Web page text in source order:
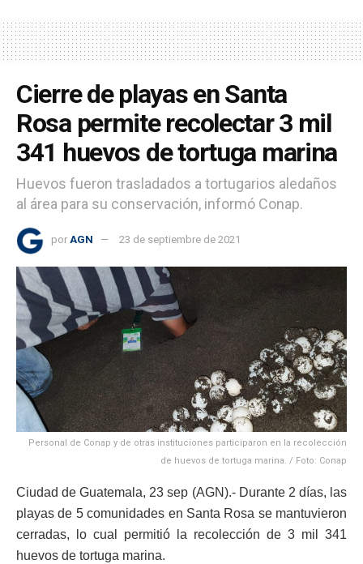
Cierre de playas en Santa
Rosa permite recolectar 3 mil
341 huevos de tortuga marina
Huevos fueron trasladados a tortugarios aledaños
al área para su conservación, informó Conap.
por AGN 23 de septiembre de 2021
Personal de Conap y de otras instituciones participaron en la recolección
de huevos de tortuga marina. / Foto: Conap
Ciudad de Guatemala, 23 sep (AGN).- Durante 2 días, las
playas de 5 comunidades en Santa Rosa se mantuvieron
cerradas, lo cual permitió la recolección de 3 mil 341
huevos de tortuga marina.